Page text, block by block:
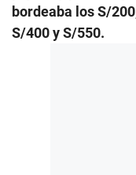
bordeaba los S/
S/400 y S/550.